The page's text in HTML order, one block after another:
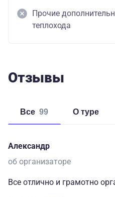
Прочие
теплохода
Отзывы
Все 99 о туре
Александр
об организаторе
Все отлично и грамотно